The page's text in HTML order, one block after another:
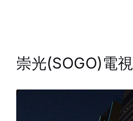
崇光(SOGO)電視